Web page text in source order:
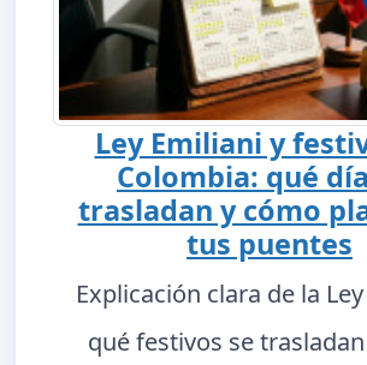
Ley Emiliani y
Colombia: qué
trasladan y cómo
tus puentes
Explicación clara de la
qué festivos se